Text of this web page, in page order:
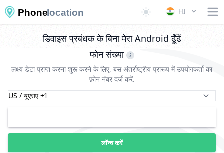
Phonelocation HI
डिवाइस प्रबंधक के बिना मेरा Android ढूँढें
फोन संख्या
लक्ष्य डेटा प्राप्त करना शुरू करने के लिए, बस अंतर्राष्ट्रीय प्रारूप में उपयोगकर्ता का
फ़ोन नंबर दर्ज करें.
लॉन्च करें